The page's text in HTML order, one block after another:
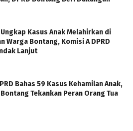
Kasus Anak Melahirkan di
Warga Bontang, Komisi A DPRD
Lanjut
Bahas 59 Kasus Kehamilan Anak,
Tekankan Peran Orang Tua